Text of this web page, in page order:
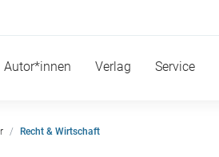
Autor*innen Verlag Service
Recht & Wirtschaft